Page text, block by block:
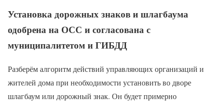
Установка дорожных знаков и шлагбаума
одобрена на ОСС и согласована с
муниципалитетом и ГИБДД
Разберём алгоритм действий управляющих организаций и
жителей дома при необходимости установить во дворе
шлагбаум или дорожный знак. Он будет примерно